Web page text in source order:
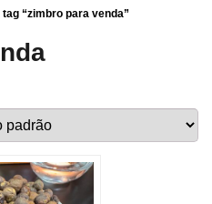
“zimbro para venda”